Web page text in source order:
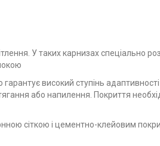
У таких карнизах спеціально
високий ступінь
або напилення. Покриття
сіткою і цементно-клейовим